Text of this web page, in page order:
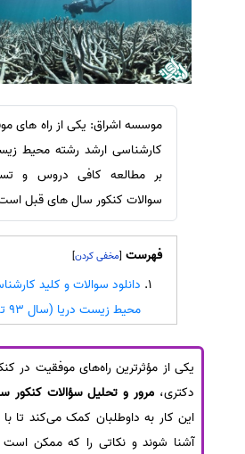
ترجمه عربی به فارسی
مشاهده همه زبان ها
سفارش ویرایش
سفارش پارافریز
سفارش فرمت‌بندی
سفارش کاهش کمیت
سفارش معرفی مجله
سفارش معرفی مقاله
سفارش معرفی کتاب
سفارش چکیده مبسوط
سفارش ترجمه مولتی‌مدیا
سفارش گویندگی
سفارش تولید محتوا
سفارش چکیده گرافیکی
سفارش تهیه کاورلتر
سفارش انگیزه‌نامه‌SOP
موسسه اشراق: یکی از راه های
کارشناسی ارشد رشته محیط
بر مطالعه کافی دروس و
سوالات کنکور سال های قبل
فهرست [
]
دانلود سوالات و کلید
محیط زیست دریا (سال 93 تا 96)
یکی از مؤثرترین راه‌های موفقیت در
دکتری، مرور و تحلیل سؤالات کنکور
این کار به داوطلبان کمک می‌کند تا با
آشنا شوند و نکاتی را که ممکن است